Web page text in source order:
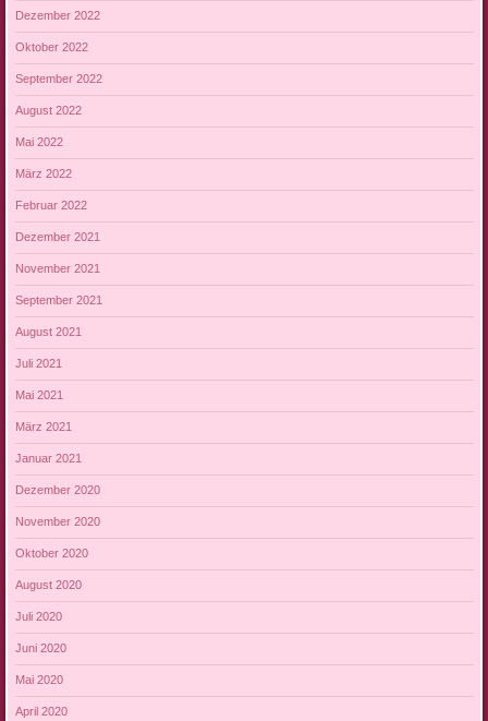
Dezember 2022
Oktober 2022
September 2022
August 2022
Mai 2022
März 2022
Februar 2022
Dezember 2021
November 2021
September 2021
August 2021
Juli 2021
Mai 2021
März 2021
Januar 2021
Dezember 2020
November 2020
Oktober 2020
August 2020
Juli 2020
Juni 2020
Mai 2020
April 2020